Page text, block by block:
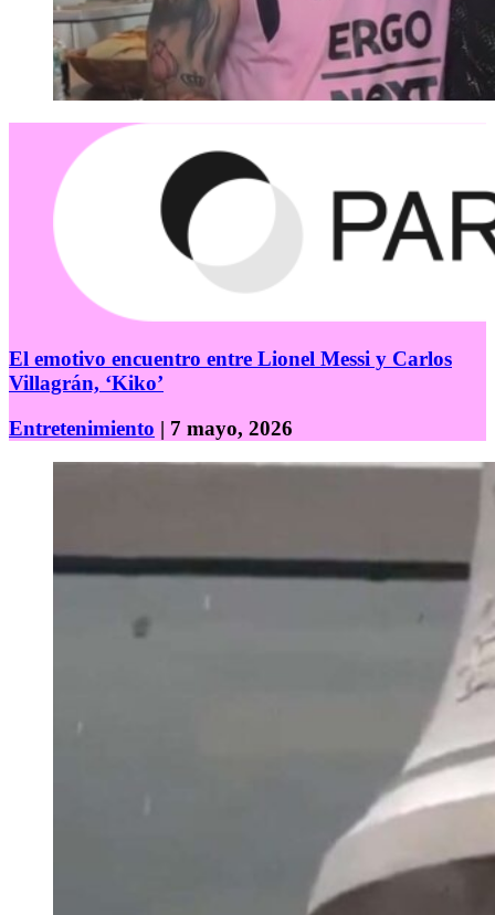
El emotivo encuentro entre Lionel Messi y Carlos
Villagrán, ‘Kiko’
Entretenimiento | 7 mayo, 2026